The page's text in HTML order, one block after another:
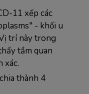
11 xếp các
- khối u
trí này trong
tầm quan
xác.
thành 4